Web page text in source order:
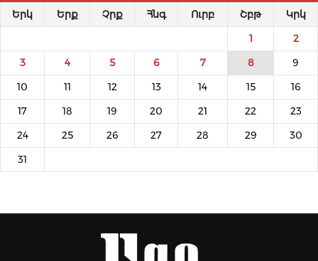
Երկ Երք Չրք Հնգ Ուրբ Շբթ Կրկ
1 2
3 4 5 6 7 8 9
10 11 12 13 14 15 16
17 18 19 20 21 22 23
24 25 26 27 28 29 30
31